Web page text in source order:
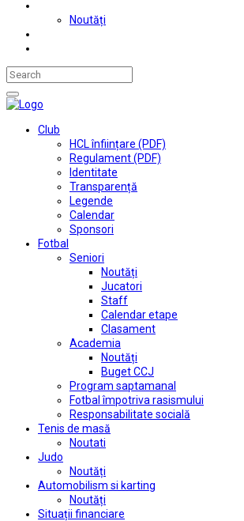
Noutăți
Club
HCL înființare (PDF)
Regulament (PDF)
Identitate
Transparență
Legende
Calendar
Sponsori
Fotbal
Seniori
Noutăți
Jucatori
Staff
Calendar etape
Clasament
Academia
Noutăți
Buget CCJ
Program saptamanal
Fotbal împotriva rasismului
Responsabilitate socială
Tenis de masă
Noutati
Judo
Noutăți
Automobilism si karting
Noutăți
Situații financiare